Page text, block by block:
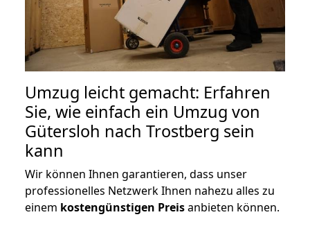
Umzug leicht gemacht: Erfahren
Sie, wie einfach ein Umzug von
Gütersloh nach Trostberg sein
kann
Wir können Ihnen garantieren, dass unser
professionelles Netzwerk Ihnen nahezu alles zu
einem kostengünstigen Preisanbieten können.